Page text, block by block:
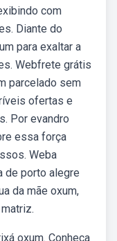
com
Diante do
para exaltar a
Webfrete grátis
parcelado sem
ofertas e
Por evandro
essa força
Weba
de porto alegre
da mãe oxum,
oxum. Conheça